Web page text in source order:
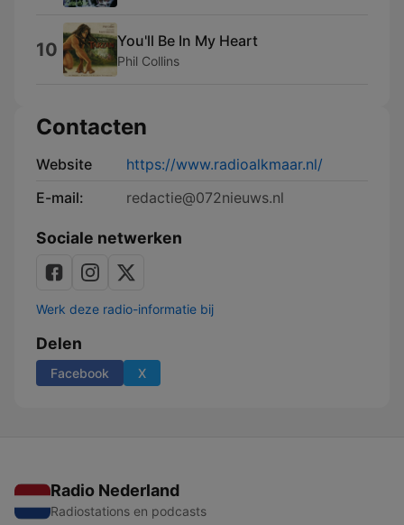
10 You'll Be In My Heart
Phil Collins
Contacten
Website
https://www.radioalkmaar.nl/
E-mail:
redactie@072nieuws.nl
Sociale netwerken
Werk deze radio-informatie bij
Delen
Facebook X
Radio Nederland
Radiostations en podcasts